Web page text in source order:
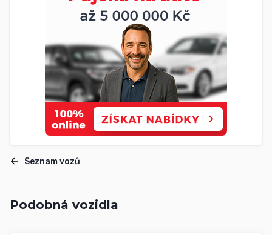
Seznam vozů
Podobná vozidla